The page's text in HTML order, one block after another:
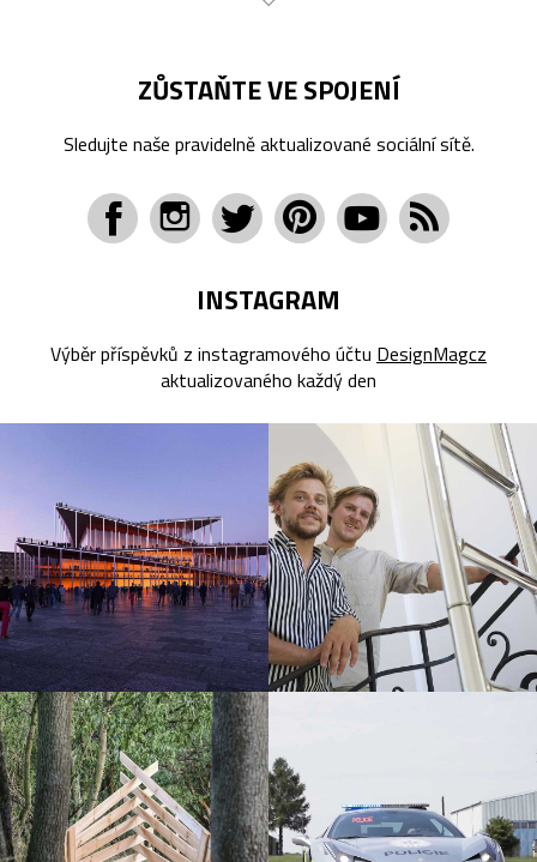
ZŮSTAŇTE VE SPOJENÍ
Sledujte naše pravidelně aktualizované sociální sítě.
INSTAGRAM
Výběr příspěvků z instagramového účtu DesignMagcz
aktualizovaného každý den